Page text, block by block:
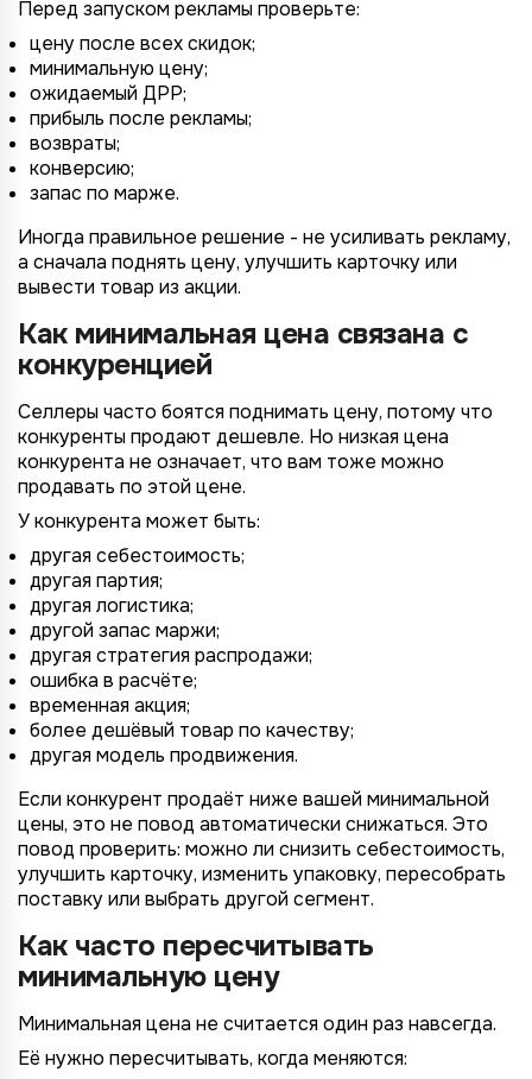
Перед запуском рекламы проверьте:
цену после всех скидок;
минимальную цену;
ожидаемый ДРР;
прибыль после рекламы;
возвраты;
конверсию;
запас по марже.
Иногда правильное решение - не усиливать рекламу,
а сначала поднять цену, улучшить карточку или
вывести товар из акции.
Как минимальная цена связана с
конкуренцией
Селлеры часто боятся поднимать цену, потому что
конкуренты продают дешевле. Но низкая цена
конкурента не означает, что вам тоже можно
продавать по этой цене.
У конкурента может быть:
другая себестоимость;
другая партия;
другая логистика;
другой запас маржи;
другая стратегия распродажи;
ошибка в расчёте;
временная акция;
более дешёвый товар по качеству;
другая модель продвижения.
Если конкурент продаёт ниже вашей минимальной
цены, это не повод автоматически снижаться. Это
повод проверить: можно ли снизить себестоимость,
улучшить карточку, изменить упаковку, пересобрать
поставку или выбрать другой сегмент.
Как часто пересчитывать
минимальную цену
Минимальная цена не считается один раз навсегда.
Её нужно пересчитывать, когда меняются: